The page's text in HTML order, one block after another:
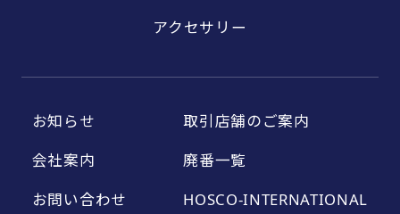
アクセサリー
お知らせ
会社案内
お問い合わせ
取引店舗のご案内
廃番一覧
HOSCO-INTERNATIONAL